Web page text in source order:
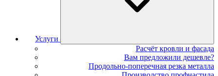
Услуги
Расчёт кровли и фасада
Вам предложили дешевле?
Продольно-поперечная резка металла